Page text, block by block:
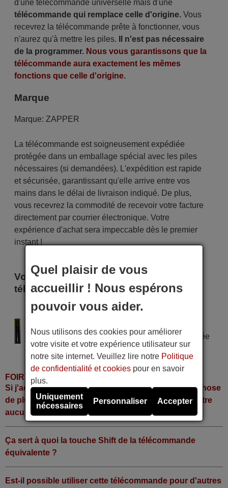
d'une télécommande universelle mais d'une
télécommande qui remplace celle d'origine.Vous
recevrez la télécommande prête à fonctionner, vous
n'aurez qu'à mettre les piles.
Il n'est pas nécessaire
de la programmer. Nous vous garantissons que la
télécommande aura exactement les mêmes
fonctions que celle d'origine.
Marque
Marque: ZAPPER
La télécommande est soigneusement expédiée
protégée dans un emballage spécial avec les piles
nécessaires (si demandées). L'expédition est rapide
et sécurisée, garantissant qu'elle arrive entre vos
mains dans le délai de livraison indiqué. De plus,
vous recevrez la commodité de recevoir votre facture
directement par courrier électronique. Votre
expérience d'achat sera impeccable dès le premier
instant !
Voici certains modèles qui utilisent cette
télécommande
ZAPPER DTT 1100
Pile alcaline type AAA LR06 tension 1,5 V utilisée
dans la grande majorité de télécommandes.
FOIRE AUX QUESTIONS
Si j'achète la télécommande, dois-je faire quelque chose
de plus ou fonctionne-t-elle directement sans y mettre
aucun code?
Ça sert à quoi la touche Shift de la télécommande
équivalente ?
Est-il possible utiliser cette télécommande pour d'autres
Quel plaisir de vous
accueillir ! Nous espérons
pouvoir vous aider.
Nous utilisons des cookies pour améliorer
votre visite et votre expérience utilisateur sur
notre site internet. Veuillez lire notre Politique
de confidentialité et cookies pour en savoir
plus.
Uniquement
nécessaires
Personnaliser Accepter